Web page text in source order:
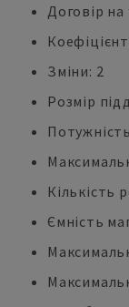
Договір на
Зміни: 2
Розмір
Кількість
Ємність